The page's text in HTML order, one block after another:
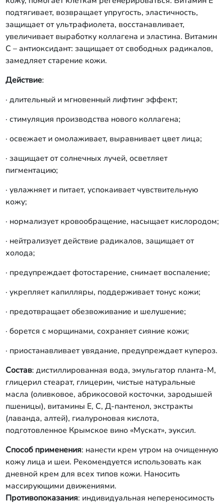
подтягивает, возвращает упругость, эластичность,
защищает от ультрафиолета, восстанавливает,
увеличивает выработку коллагена и эластина. Витамин
С – антиоксидант: защищает от свободных радикалов,
замедляет старение кожи.
Действие:
· длительный и мгновенный лифтинг эффект;
· стимуляция производства нового коллагена;
· освежает и омолаживает, выравнивает цвет лица;
· защищает от солнечных лучей, осветляет
пигментацию;
· увлажняет и питает, успокаивает чувствительную
кожу;
· нормализует кровообращение, насыщает кислородом;
· нейтрализует действие радикалов, защищает от
холода;
· предупреждает фотостарение, снимает воспаление;
· укрепляет капилляры, поддерживает тонус кожи;
· предотвращает обезвоживание и шелушение;
· борется с морщинами, сохраняет сияние кожи;
· приостанавливает увядание, предупреждает купероз.
Состав: дистиллированная вода, эмульгатор планта-М,
глицерил стеарат, глицерин, чистые натуральные
масла (оливковое, абрикосовой косточки, зародышей
пшеницы), витамины Е, С, Д-пантенол, экстракты
(лаванда, алтей), гиалуроновая кислота,
подготовленное Крымское вино «Мускат», эуксил.
Способ применения: нанести крем утром на очищенную
кожу лица и шеи. Рекомендуется использовать как
дневной крем для всех типов кожи. Наносить
массирующими движениями.
Противопоказания: индивидуальная непереносимость